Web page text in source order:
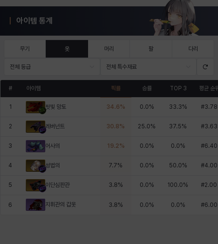
아이템 통계
무기 옷 머리 팔 다리
전체 등급 전체 특수재료
# 아이템 픽률 승률 TOP 3 평균 순
1 핏빛 망토 34.6% 0.0% 33.3% #3.78
2 레버넌트 30.8% 25.0% 37.5% #3.63
3 어사의 19.2% 0.0% 0.0% #6.40
4 성법의 7.7% 0.0% 50.0% #4.00
5 이단심판관 3.8% 0.0% 100.0% #2.00
6 지휘관의 갑옷 3.8% 0.0% 0.0% #6.00